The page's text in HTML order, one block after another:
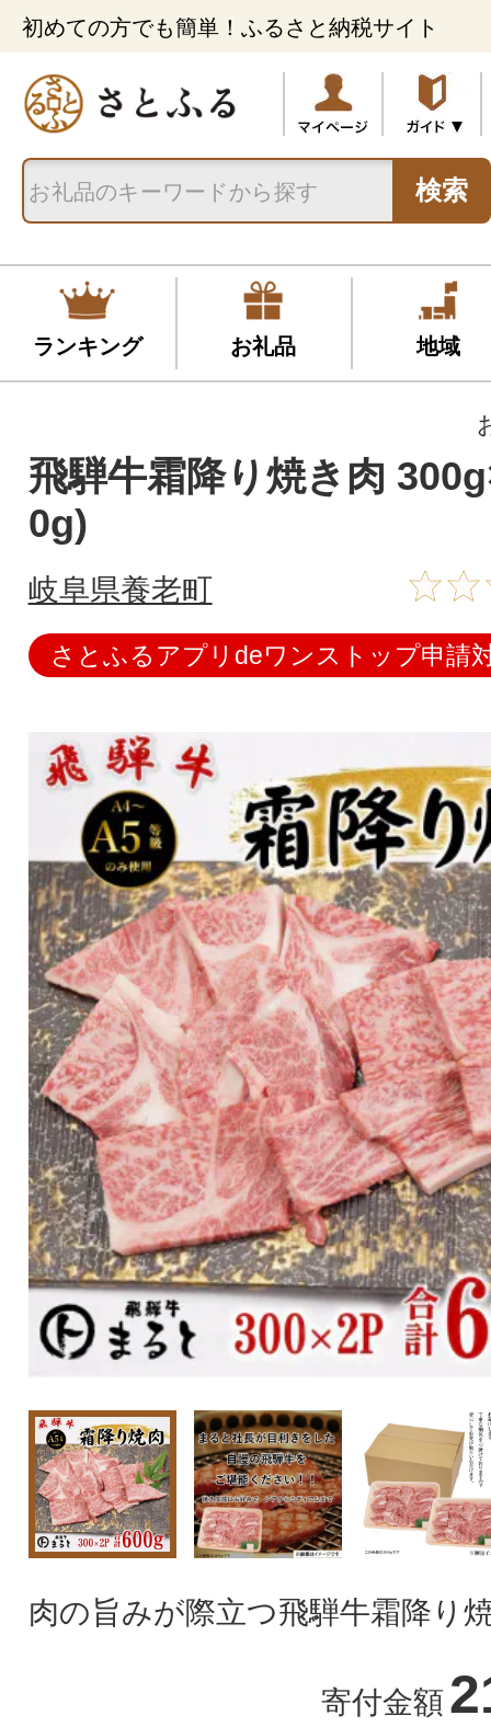
初めての方でも簡単！ふるさと納税サイト
検索
ランキング お礼品 地域
飛騨牛霜降り焼き肉
0g)
岐阜県養老町
さとふるアプリdeワンストップ申請
肉の旨みが際立つ飛騨牛霜降り
寄付金額